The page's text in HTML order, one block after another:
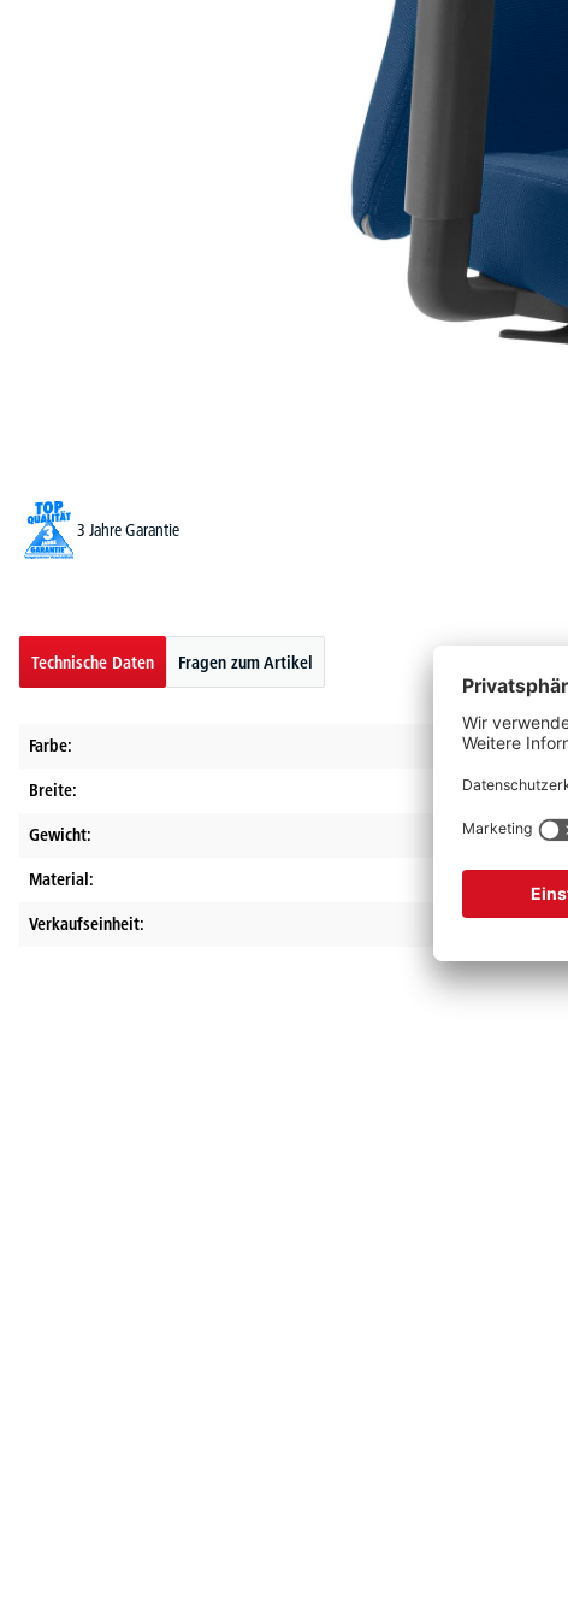
3 Jahre Garantie
Technische Daten Fragen zum Artikel
Farbe:
Breite:
Gewicht:
Material:
Verkaufseinheit: